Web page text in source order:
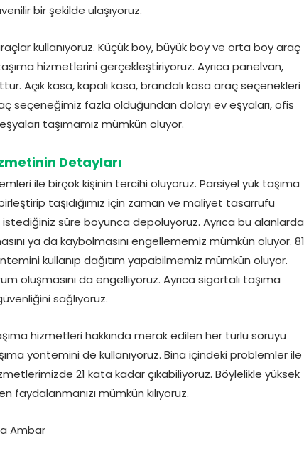
bir şekilde ulaşıyoruz.
kullanıyoruz. Küçük boy, büyük boy ve orta boy araç
hizmetlerini gerçekleştiriyoruz. Ayrıca panelvan,
Açık kasa, kapalı kasa, brandalı kasa araç seçenekleri
seçeneğimiz fazla olduğundan dolayı ev eşyaları, ofis
taşımamız mümkün oluyor.
Detayları
ile birçok kişinin tercihi oluyoruz. Parsiyel yük taşıma
birleştirip taşıdığımız için zaman ve maliyet tasarrufu
istediğiniz süre boyunca depoluyoruz. Ayrıca bu alanlarda
ya da kaybolmasını engellememiz mümkün oluyor. 81
kullanıp dağıtım yapabilmemiz mümkün oluyor.
oluşmasını da engelliyoruz. Ayrıca sigortalı taşıma
sağlıyoruz.
hizmetleri hakkında merak edilen her türlü soruyu
yöntemini de kullanıyoruz. Bina içindeki problemler ile
21 kata kadar çıkabiliyoruz. Böylelikle yüksek
mümkün kılıyoruz.